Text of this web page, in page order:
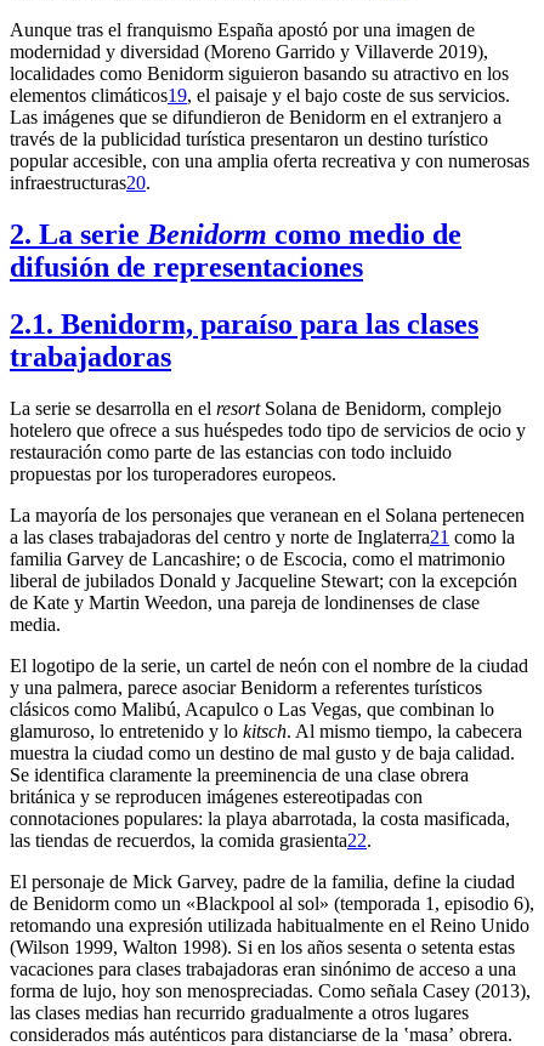
Aunque tras el franquismo España apostó por una imagen de
modernidad y diversidad (Moreno Garrido y Villaverde 2019),
localidades como Benidorm siguieron basando su atractivo en los
elementos climáticos19, el paisaje y el bajo coste de sus servicios.
Las imágenes que se difundieron de Benidorm en el extranjero a
través de la publicidad turística presentaron un destino turístico
popular accesible, con una amplia oferta recreativa y con numerosas
infraestructuras20.
2. La serie Benidorm como medio de
difusión de representaciones
2.1. Benidorm, paraíso para las clases
trabajadoras
La serie se desarrolla en el resortSolana de Benidorm, complejo
hotelero que ofrece a sus huéspedes todo tipo de servicios de ocio y
restauración como parte de las estancias con todo incluido
propuestas por los turoperadores europeos.
La mayoría de los personajes que veranean en el Solana pertenecen
a las clases trabajadoras del centro y norte de Inglaterra21 como la
familia Garvey de Lancashire; o de Escocia, como el matrimonio
liberal de jubilados Donald y Jacqueline Stewart; con la excepción
de Kate y Martin Weedon, una pareja de londinenses de clase
media.
El logotipo de la serie, un cartel de neón con el nombre de la ciudad
y una palmera, parece asociar Benidorm a referentes turísticos
clásicos como Malibú, Acapulco o Las Vegas, que combinan lo
glamuroso, lo entretenido y lo kitsch. Al mismo tiempo, la cabecera
muestra la ciudad como un destino de mal gusto y de baja calidad.
Se identifica claramente la preeminencia de una clase obrera
británica y se reproducen imágenes estereotipadas con
connotaciones populares: la playa abarrotada, la costa masificada,
las tiendas de recuerdos, la comida grasienta22.
El personaje de Mick Garvey, padre de la familia, define la ciudad
de Benidorm como un «Blackpool al sol» (temporada 1, episodio 6),
retomando una expresión utilizada habitualmente en el Reino Unido
(Wilson 1999, Walton 1998). Si en los años sesenta o setenta estas
vacaciones para clases trabajadoras eran sinónimo de acceso a una
forma de lujo, hoy son menospreciadas. Como señala Casey (2013),
las clases medias han recurrido gradualmente a otros lugares
considerados más auténticos para distanciarse de la ʽmasaʼ obrera.